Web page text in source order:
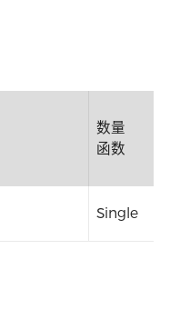
数量
函数
Single